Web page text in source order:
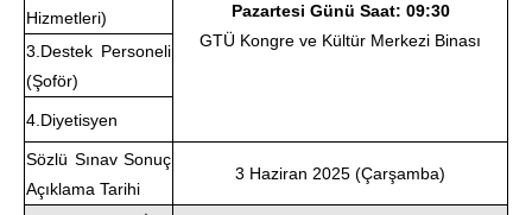
Pazartesi Günü Saat: 09:30
GTÜ Kongre ve Kültür Merkezi Binası
Hizmetleri)
3.Destek Personeli
(Şoför)
4.Diyetisyen
Sözlü Sınav Sonuç
Açıklama Tarihi
3 Haziran 2025 (Çarşamba)